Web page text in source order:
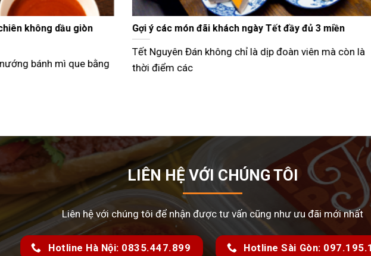
dầu giòn
mì que bằng
Gợi ý các món đãi khách ngày Tết đầy đủ 3 miền
Tết Nguyên Đán không chỉ là dịp đoàn viên mà còn là
thời điểm các
LIÊN HỆ VỚI CHÚNG TÔI
Liên hệ với chúng tôi để nhận được tư vấn cũng như ưu đãi mới nhất
Hotline Hà Nội: 0835.447.899 Hotline Sài Gòn: